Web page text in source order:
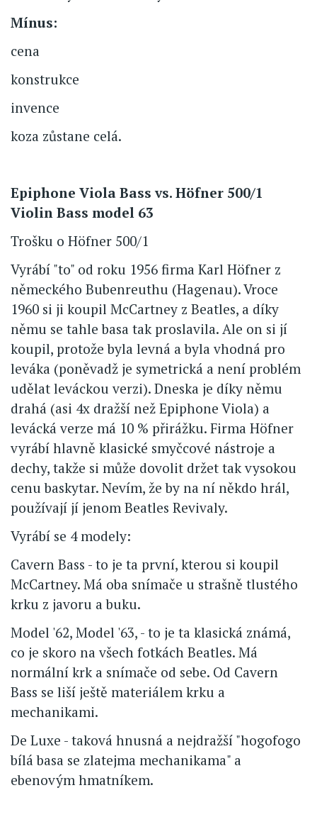
Mínus:
cena
konstrukce
invence
koza zůstane celá.
Epiphone Viola Bass vs. Höfner 500/1
Violin Bass model 63
Trošku o Höfner 500/1
Vyrábí "to" od roku 1956 firma Karl Höfner z
německého Bubenreuthu (Hagenau). Vroce
1960 si ji koupil McCartney z Beatles, a díky
němu se tahle basa tak proslavila. Ale on si jí
koupil, protože byla levná a byla vhodná pro
leváka (poněvadž je symetrická a není problém
udělat leváckou verzi). Dneska je díky němu
drahá (asi 4x dražší než Epiphone Viola) a
levácká verze má 10 % přirážku. Firma Höfner
vyrábí hlavně klasické smyčcové nástroje a
dechy, takže si může dovolit držet tak vysokou
cenu baskytar. Nevím, že by na ní někdo hrál,
používají jí jenom Beatles Revivaly.
Vyrábí se 4 modely:
Cavern Bass - to je ta první, kterou si koupil
McCartney. Má oba snímače u strašně tlustého
krku z javoru a buku.
Model '62, Model '63, - to je ta klasická známá,
co je skoro na všech fotkách Beatles. Má
normální krk a snímače od sebe. Od Cavern
Bass se liší ještě materiálem krku a
mechanikami.
De Luxe - taková hnusná a nejdražší "hogofogo
bílá basa se zlatejma mechanikama" a
ebenovým hmatníkem.